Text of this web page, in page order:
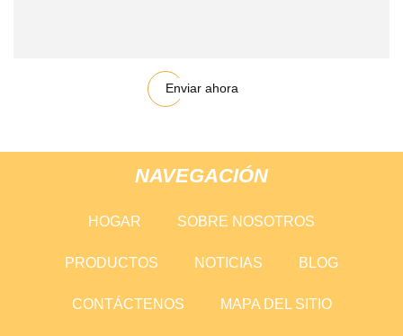
Enviar ahora
NAVEGACIÓN
HOGAR SOBRE NOSOTROS
PRODUCTOS NOTICIAS BLOG
CONTÁCTENOS MAPA DEL SITIO